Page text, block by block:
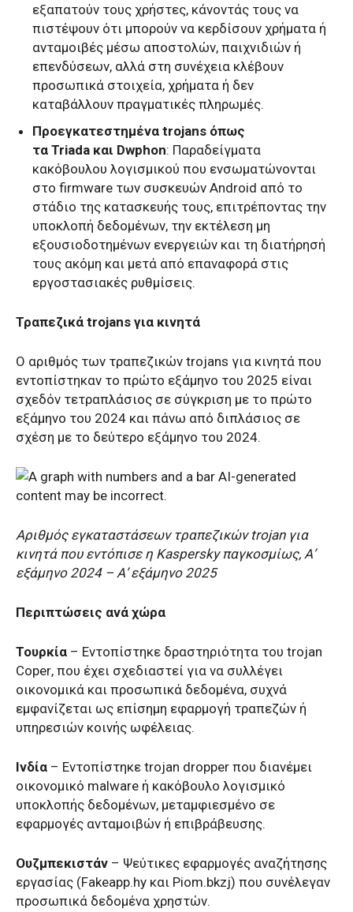
εξαπατούν τους χρήστες, κάνοντάς τους να
πιστέψουν ότι μπορούν να κερδίσουν χρήματα ή
ανταμοιβές μέσω αποστολών, παιχνιδιών ή
επενδύσεων, αλλά στη συνέχεια κλέβουν
προσωπικά στοιχεία, χρήματα ή δεν
καταβάλλουν πραγματικές πληρωμές.
Προεγκατεστημένα trojans όπως
τα Triada και Dwphon: Παραδείγματα
κακόβουλου λογισμικού που ενσωματώνονται
στο firmware των συσκευών Android από το
στάδιο της κατασκευής τους, επιτρέποντας την
υποκλοπή δεδομένων, την εκτέλεση μη
εξουσιοδοτημένων ενεργειών και τη διατήρησή
τους ακόμη και μετά από επαναφορά στις
εργοστασιακές ρυθμίσεις.
Τραπεζικά trojans για κινητά
Ο αριθμός των τραπεζικών trojans για κινητά που
εντοπίστηκαν το πρώτο εξάμηνο του 2025 είναι
σχεδόν τετραπλάσιος σε σύγκριση με το πρώτο
εξάμηνο του 2024 και πάνω από διπλάσιος σε
σχέση με το δεύτερο εξάμηνο του 2024.
Αριθμός εγκαταστάσεων τραπεζικών trojanγια
κινητά που εντόπισε η Kaspersky παγκοσμίως, Α’
εξάμηνο 2024 – Α’ εξάμηνο 2025
Περιπτώσεις ανά χώρα
Τουρκία – Εντοπίστηκε δραστηριότητα του trojan
Coper, που έχει σχεδιαστεί για να συλλέγει
οικονομικά και προσωπικά δεδομένα, συχνά
εμφανίζεται ως επίσημη εφαρμογή τραπεζών ή
υπηρεσιών κοινής ωφέλειας.
Ινδία – Εντοπίστηκε trojan dropper που διανέμει
οικονομικό malware ή κακόβουλο λογισμικό
υποκλοπής δεδομένων, μεταμφιεσμένο σε
εφαρμογές ανταμοιβών ή επιβράβευσης.
Ουζμπεκιστάν – Ψεύτικες εφαρμογές αναζήτησης
εργασίας (Fakeapp.hy και Piom.bkzj) που συνέλεγαν
προσωπικά δεδομένα χρηστών.